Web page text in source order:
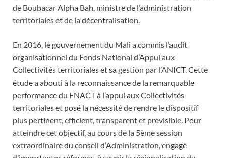
de Boubacar Alpha Bah, ministre de l’administration
territoriales et de la décentralisation.
En 2016, le gouvernement du Mali a commis l’audit
organisationnel du Fonds National d’Appui aux
Collectivités territoriales et sa gestion par l’ANICT. Cette
étude a abouti à la reconnaissance de la remarquable
performance du FNACT à l’appui aux Collectivités
territoriales et posé la nécessité de rendre le dispositif
plus pertinent, efficient, transparent et prévisible. Pour
atteindre cet objectif, au cours de la 5ème session
extraordinaire du conseil d’Administration, engagé